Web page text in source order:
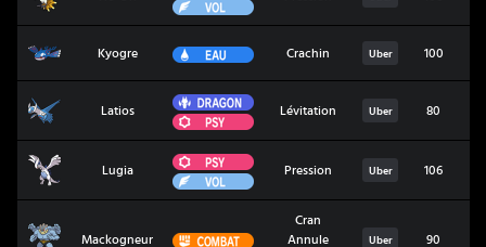
Vol
Kyogre Eau Crachin Uber 100
Latios
Dragon
Psy
Lévitation Uber 80
Lugia
Psy
Vol
Pression Uber 106
Mackogneur Combat
Cran
Annule
Uber 90